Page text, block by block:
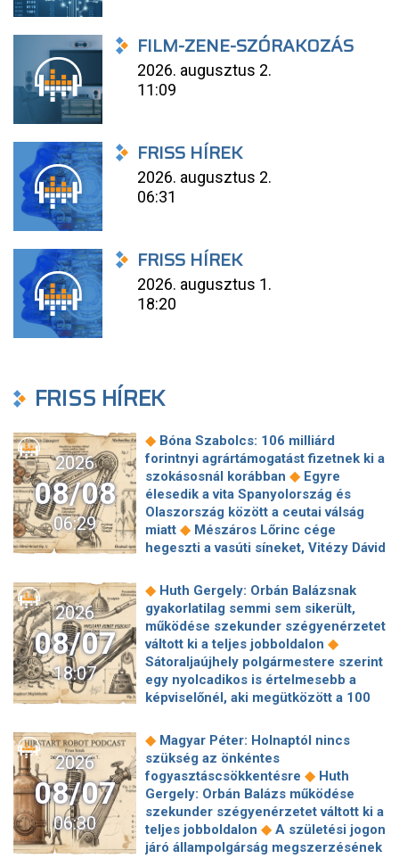
FILM-ZENE-SZÓRAKOZÁS
2026. augusztus 2.
11:09
FRISS HÍREK
2026. augusztus 2.
06:31
FRISS HÍREK
2026. augusztus 1.
18:20
FRISS HÍREK
2026
08/08
06:29
◆ Bóna Szabolcs: 106 milliárd
forintnyi agrártámogatást fizetnek ki a
szokásosnál korábban ◆ Egyre
élesedik a vita Spanyolország és
Olaszország között a ceutai válság
miatt ◆ Mészáros Lőrinc cége
hegeszti a vasúti síneket, Vitézy Dávid
tesz a Bosnyák téri irodakomplexum
beruházója, ha az állam felmondja a
szerződésüket ◆ Megérkezett
Magyar Péter bejelentése: így költik
el a 6 ezer milliárd forintnyi uniós
◆Megbénult az ivóvíztárolók
töltése Ózdon – de máshol is komoly
nehézségek adódtak◆
éjszaka is könnyebb lesz hazajutni
Megszólal Filep Dávid, Magyar Péter
feljelentője: "Ez valóban büntetőügy!"
◆Megszólalt a szomjazó gólyát itató
közutas◆24 év korkülönbség, 24.
évforduló: Hegyi Barbara és Zorán
ritka szerelmes fotójáért odavannak a
2026
08/07
18:07
◆ Huth Gergely: Orbán Balázsnak
gyakorlatilag semmi sem sikerült,
működése szekunder szégyenérzetet
váltott ki a teljes jobboldalon ◆
Sátoraljaújhely polgármestere szerint
egy nyolcadikos is értelmesebb a
képviselőnél, aki megütközött a 100
hírszerzés szerint Putyin pár éven
belül megtámadhat egy NATO-
tagállamot ◆ Vitézy Dávid
elmagyarázta, miért Mészárosék
cége nyerte a közbeszerzést
sínhegesztésre◆ Nagy cégek
segítségét kéri Szolnok
polgármestere a 400 kirúgott
2026
08/07
06:30
◆ Magyar Péter: Holnaptól nincs
szükség az önkéntes
fogyasztáscsökkentésre ◆ Huth
Gergely: Orbán Balázs működése
szekunder szégyenérzetet váltott ki a
teljes jobboldalon ◆ A születési jogon
járó állampolgárság megszerzésének